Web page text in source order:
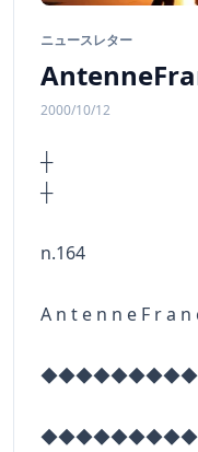
ニュースレター
2000/10/12
┼
n.164
A n t e n n e F r a n